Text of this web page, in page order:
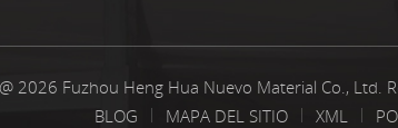
2026 Fuzhou Heng Hua Nuevo Material Co., Ltd.
BLOG
MAPA DEL SITIO XML